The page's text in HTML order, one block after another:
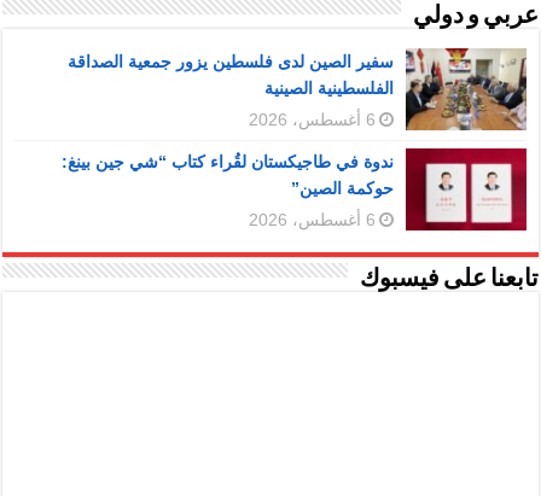
عربي و دولي
سفير الصين لدى فلسطين يزور جمعية الصداقة
الفلسطينية الصينية
6 أغسطس، 2026
ندوة في طاجيكستان لقُراء كتاب “شي جين بينغ:
حوكمة الصين”
6 أغسطس، 2026
تابعنا على فيسبوك